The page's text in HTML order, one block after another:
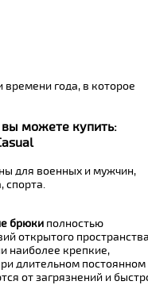
года, в которое
можете купить:
для военных и мужчин,
спорта.
брюки полностью
открытого
наиболее крепкие,
длительном постоянном
от загрязнений и